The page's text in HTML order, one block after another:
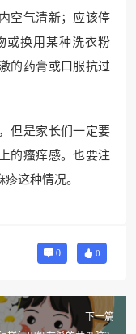
空气清新；应该停
或换用某种洗衣粉
的药膏或口服抗过
但是家长们一定要
的瘙痒感。也要注
这种情况。
0 0
下一篇